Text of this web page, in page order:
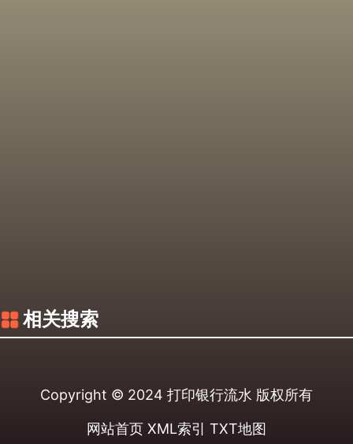
相关搜索
Copyright © 2024 打印银行流水 版权所有
网站首页 XML索引 TXT地图